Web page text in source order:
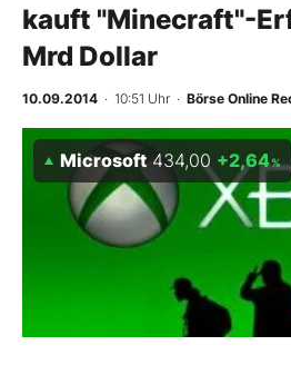
Finanz-Check
BO-Musterdepots
Experten
Mein B:O
kauft "Minecraft"-
Mrd Dollar
10.09.2014 · 10:51 Uhr · Börse Online
Microsoft 434,00 +2,64%